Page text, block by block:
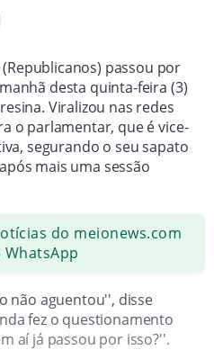
(Republicanos) passou por
desta quinta-feira (3)
Viralizou nas redes
o parlamentar, que é vice-
segurando o seu sapato
mais uma sessão
do meionews.com
WhatsApp
não aguentou'', disse
fez o questionamento
aí já passou por isso?''.